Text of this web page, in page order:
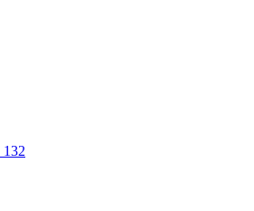
132